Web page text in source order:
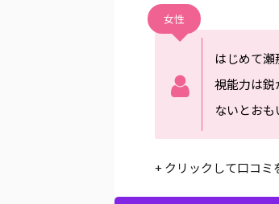
女性
はじめて
視能力は
ないとおも
+ クリックして口コミ